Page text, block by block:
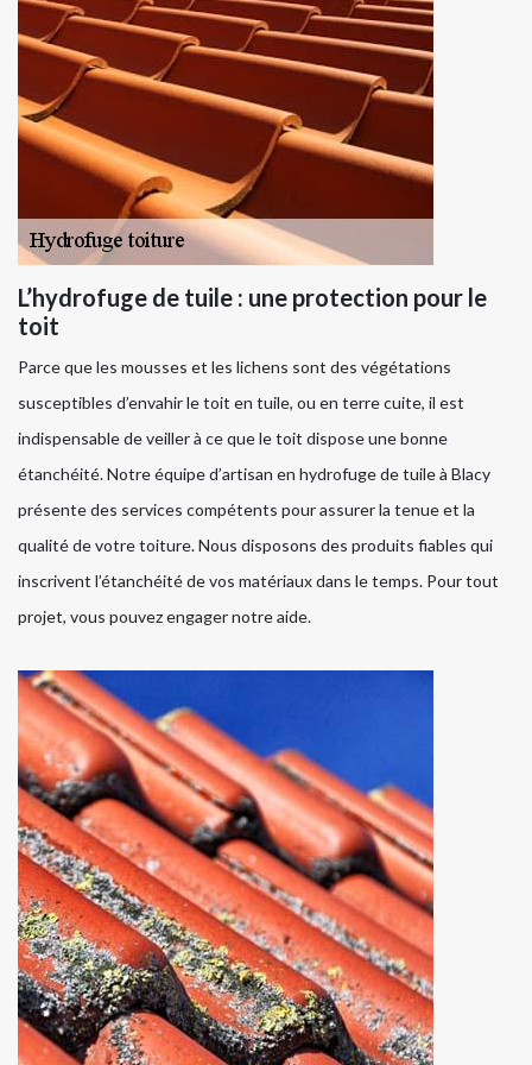
L’hydrofuge de tuile : une protection pour le
toit
Parce que les mousses et les lichens sont des végétations
susceptibles d’envahir le toit en tuile, ou en terre cuite, il est
indispensable de veiller à ce que le toit dispose une bonne
étanchéité. Notre équipe d’artisan en hydrofuge de tuile à Blacy
présente des services compétents pour assurer la tenue et la
qualité de votre toiture. Nous disposons des produits fiables qui
inscrivent l’étanchéité de vos matériaux dans le temps. Pour tout
projet, vous pouvez engager notre aide.